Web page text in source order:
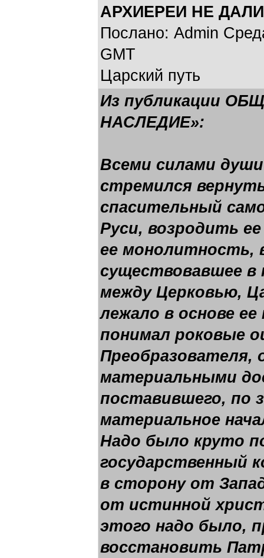
АРХИЕРЕИ НЕ
Послано: Admin
GMT
Царский путь
Из публикации
НАСЛЕДИЕ»:
Всеми силами
стремился
спасительный
Руси, возродить
ее монолитность,
существовавшее
между Церковью,
лежало в основе
понимал роковые
Преобразователя,
материальными
поставившего, по
материальное
Надо было круто
государственный
в сторону от
от истинной
этого надо было,
восстановить